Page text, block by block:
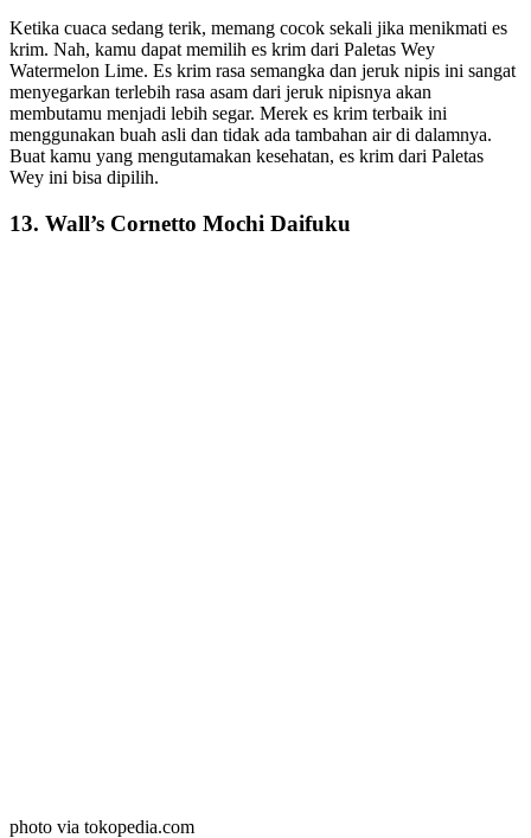
Ketika cuaca sedang terik, memang cocok sekali jika menikmati es
krim. Nah, kamu dapat memilih es krim dari Paletas Wey
Watermelon Lime. Es krim rasa semangka dan jeruk nipis ini sangat
menyegarkan terlebih rasa asam dari jeruk nipisnya akan
membutamu menjadi lebih segar. Merek es krim terbaik ini
menggunakan buah asli dan tidak ada tambahan air di dalamnya.
Buat kamu yang mengutamakan kesehatan, es krim dari Paletas
Wey ini bisa dipilih.
13. Wall’s Cornetto Mochi Daifuku
photo via tokopedia.com